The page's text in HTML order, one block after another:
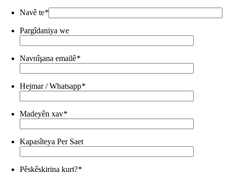
Navê te*
Pargîdaniya we
Navnîşana emailê*
Hejmar / Whatsapp*
Madeyên xav*
Kapasîteya Per Saet
Pêşkêşkirina kurt?*